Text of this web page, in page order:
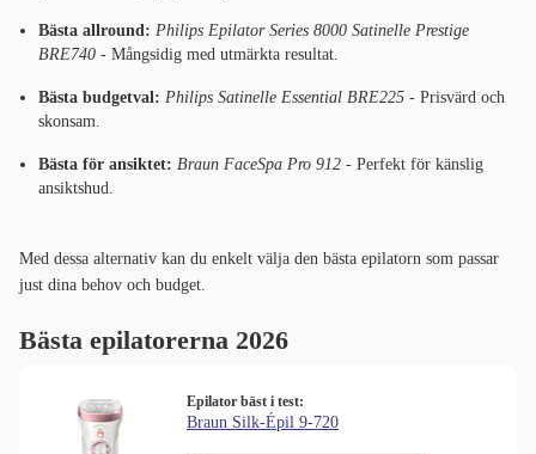
Bästa allround: Philips Epilator Series 8000 Satinelle Prestige
BRE740 - Mångsidig med utmärkta resultat.
Bästa budgetval: Philips Satinelle Essential BRE225 - Prisvärd och
skonsam.
Bästa för ansiktet: Braun FaceSpa Pro 912 - Perfekt för känslig
ansiktshud.
Med dessa alternativ kan du enkelt välja den bästa epilatorn som passar
just dina behov och budget.
Bästa epilatorerna 2026
Epilator bäst i test:
Braun Silk-Épil 9-720